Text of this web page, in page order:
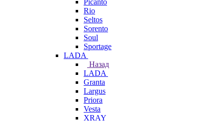
Picanto
Rio
Seltos
Sorento
Soul
Sportage
LADA
Назад
LADA
Granta
Largus
Priora
Vesta
XRAY